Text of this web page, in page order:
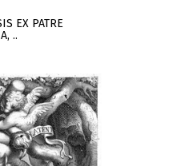
EX PATRE
..